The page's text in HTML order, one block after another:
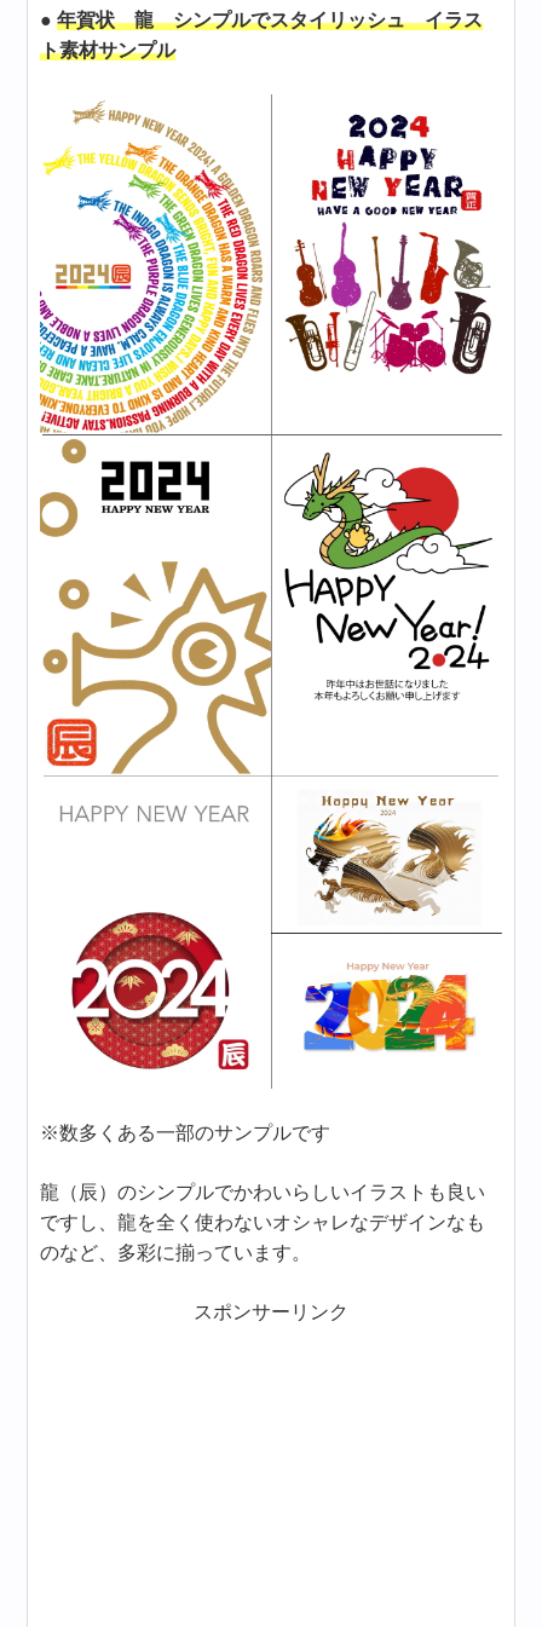
●年賀状 龍 シンプルでスタイリッシュ イラス
ト素材サンプル
※数多くある一部のサンプルです
龍（辰）のシンプルでかわいらしいイラストも良い
ですし、龍を全く使わないオシャレなデザインなも
のなど、多彩に揃っています。
スポンサーリンク